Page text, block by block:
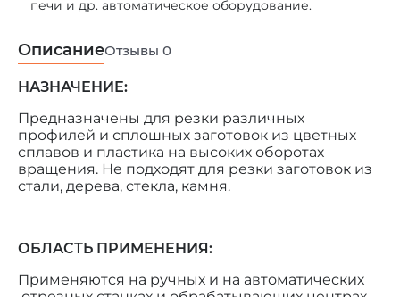
печи и др. автоматическое оборудование.
ОписаниеОтзывы 0
НАЗНАЧЕНИЕ:
Предназначены для резки различных
профилей и сплошных заготовок из цветных
сплавов и пластика на высоких оборотах
вращения. Не подходят для резки заготовок из
стали, дерева, стекла, камня.
ОБЛАСТЬ ПРИМЕНЕНИЯ:
Применяются на ручных и на автоматических